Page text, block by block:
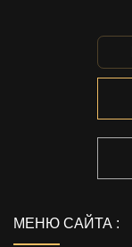
МЕНЮ САЙТА :